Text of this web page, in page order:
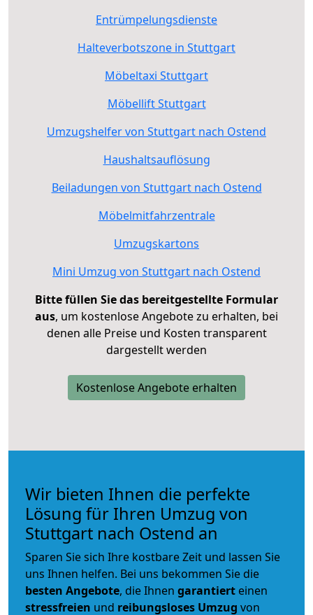
Entrümpelungsdienste
Halteverbotszone in Stuttgart
Möbeltaxi Stuttgart
Möbellift Stuttgart
Umzugshelfer von Stuttgart nach Ostend
Haushaltsauflösung
Beiladungen von Stuttgart nach Ostend
Möbelmitfahrzentrale
Umzugskartons
Mini Umzug von Stuttgart nach Ostend
Bitte füllen Sie das bereitgestellte Formular
aus, um kostenlose Angebote zu erhalten, bei
denen alle Preise und Kosten transparent
dargestellt werden
Kostenlose Angebote erhalten
Wir bieten Ihnen die perfekte
Lösung für Ihren Umzug von
Stuttgart nach Ostend an
Sparen Sie sich Ihre kostbare Zeit und lassen Sie
uns Ihnen helfen. Bei uns bekommen Sie die
besten Angebote, die Ihnen garantiert einen
stressfreien und reibungsloses Umzug von